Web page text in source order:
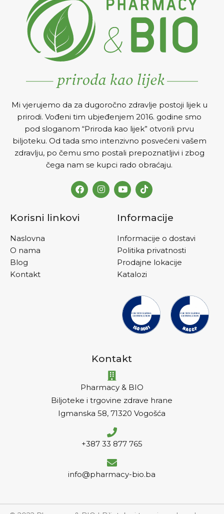
kamenca i smanjuje
koncentraciju holesterola u
krvi.
Mi vjerujemo da za dugoročno zdravlje postoji lijek u
prirodi. Vođeni tim ubjeđenjem 2016. godine smo
pod sloganom “Priroda kao lijek” otvorili prvu
biljoteku. Od tada smo intenzivno posvećeni vašem
zdravlju, po čemu smo postali prepoznatljivi i zbog
čega nam se kupci rado obraćaju.
Korisni linkovi
Naslovna
O nama
Blog
Kontakt
Informacije
Informacije o dostavi
Politika privatnosti
Prodajne lokacije
Katalozi
Kontakt
Pharmacy & BIO
Biljoteke i trgovine zdrave hrane
Igmanska 58, 71320 Vogošća
+387 33 877 765
info@pharmacy-bio.ba